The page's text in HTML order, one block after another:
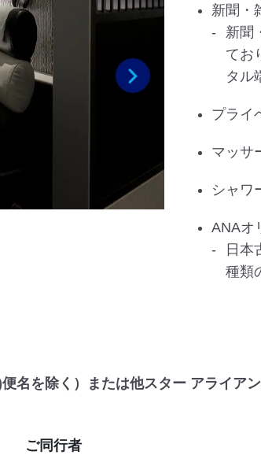
新聞・
新聞
てお
タル
プライ
マッサ
シャワ
ANAオ
日本
種類
名を除く）または他スター アライア
ご同行者